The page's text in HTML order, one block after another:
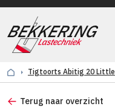
Tigtoorts Abitig 20 Little
Terug naar overzicht